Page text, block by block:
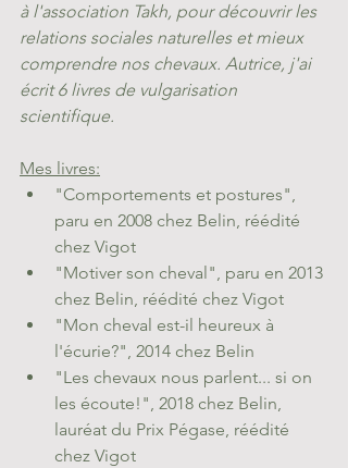
à l'association Takh, pour découvrir les
relations sociales naturelles et mieux
comprendre nos chevaux. Autrice, j'ai
écrit 6 livres de vulgarisation
scientifique.
Mes livres:
"Comportements et postures",
paru en 2008 chez Belin, réédité
chez Vigot
"Motiver son cheval", paru en 2013
chez Belin, réédité chez Vigot
"Mon cheval est-il heureux à
l'écurie?", 2014 chez Belin
"Les chevaux nous parlent... si on
les écoute!", 2018 chez Belin,
lauréat du Prix Pégase, réédité
chez Vigot